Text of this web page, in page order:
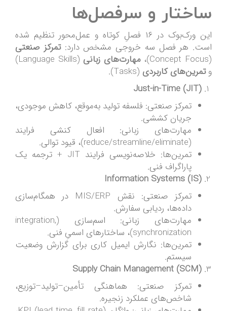
ساختار و سرفصل‌ها
این ورک‌بوک در ۱۶ فصلِ کوتاه و عمل‌محور تنظیم شده
است. هر فصل سه خروجی مشخص دارد:تمرکز صنعتی
(Concept Focus)،
مهارت‌های زبانی
(Language Skills)
وتمرین‌های کاربردی (Tasks).
Just-in-Time (JIT)
تمرکز صنعتی: فلسفه تولید به‌موقع، کاهش موجودی،
جریان کششی.
مهارت‌های زبانی: افعال کنشی فرایند
(reduce/streamline/eliminate)، قیود توالی.
تمرین‌ها: خلاصه‌نویسی فرایند JIT + ترجمه یک
پاراگراف فنی.
Information Systems (IS)
تمرکز صنعتی: نقش MIS/ERP در همگام‌سازی
داده‌ها، ردیابی سفارش.
مهارت‌های زبانی: اسم‌سازی (integration,
synchronization)، ساختارهای اسمیِ فنی.
تمرین‌ها: نگارش ایمیل کاری برای گزارش وضعیت
سیستم.
Supply Chain Management (SCM)
تمرکز صنعتی: هماهنگی تأمین–تولید–توزیع،
شاخص‌های عملکرد زنجیره.